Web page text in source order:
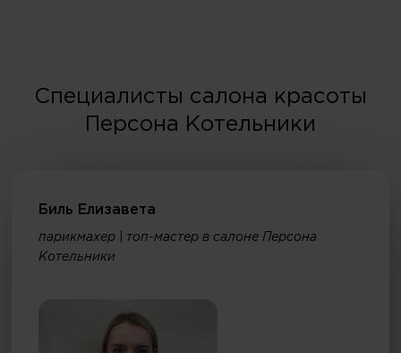
Специалисты салона красоты
Персона Котельники
Биль Елизавета
парикмахер | топ-мастер в салоне Персона
Котельники